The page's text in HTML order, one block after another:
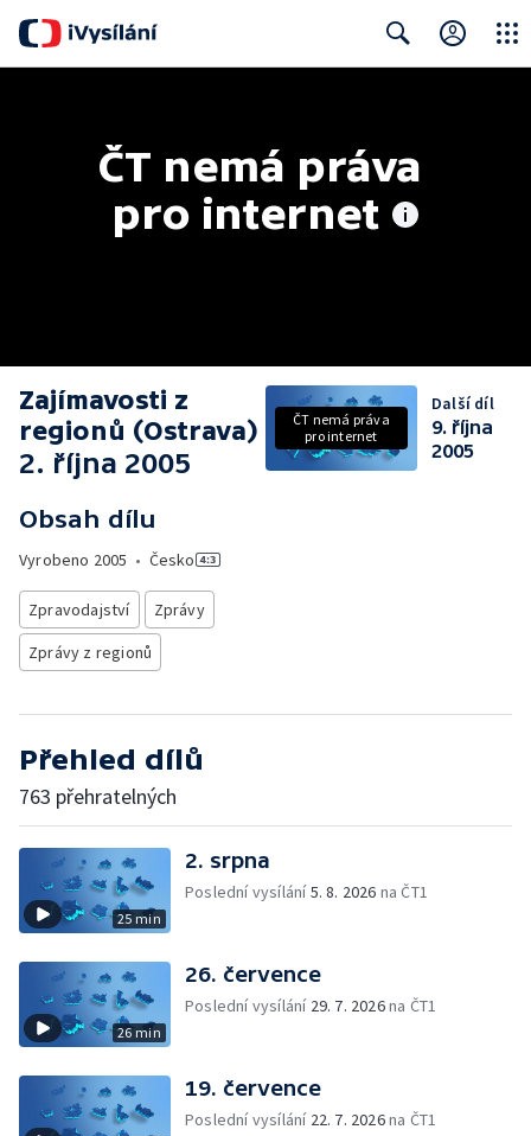
ČT nemá práva
pro internet
Zajímavosti z
regionů (Ostrava)
2. října 2005
Obsah dílu
Vyrobeno 2005 • Česko
Zpravodajství
Zprávy
Zprávy z regionů
ČT nemá práva
pro internet
Další díl
9. října
2005
Přehled dílů
763 přehratelných
25 min
2. srpna
Poslední vysílání5. 8. 2026 na ČT1
26 min
26. července
Poslední vysílání 29. 7. 2026na ČT1
19. července
Poslední vysílání 22. 7. 2026na ČT1